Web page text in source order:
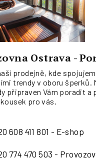
Ostrava -
prodejně, kde
trendy v oboru šperků.
připraven Vám poradit a
pro vás.
608 411 801 - E-shop
774 470 503 -